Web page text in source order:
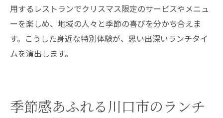
用するレストランでクリスマス限定のサービスやメニュ
ーを楽しめ、地域の人々と季節の喜びを分かち合えま
す。こうした身近な特別体験が、思い出深いランチタイ
ムを演出します。
季節感あふれる川口市のランチ